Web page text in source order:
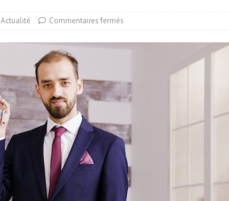
Actualité Commentaires fermés